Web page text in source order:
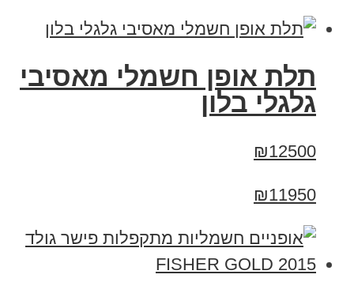
תלת אופן חשמלי מאסיבי
גלגלי בלון
₪12500
₪11950